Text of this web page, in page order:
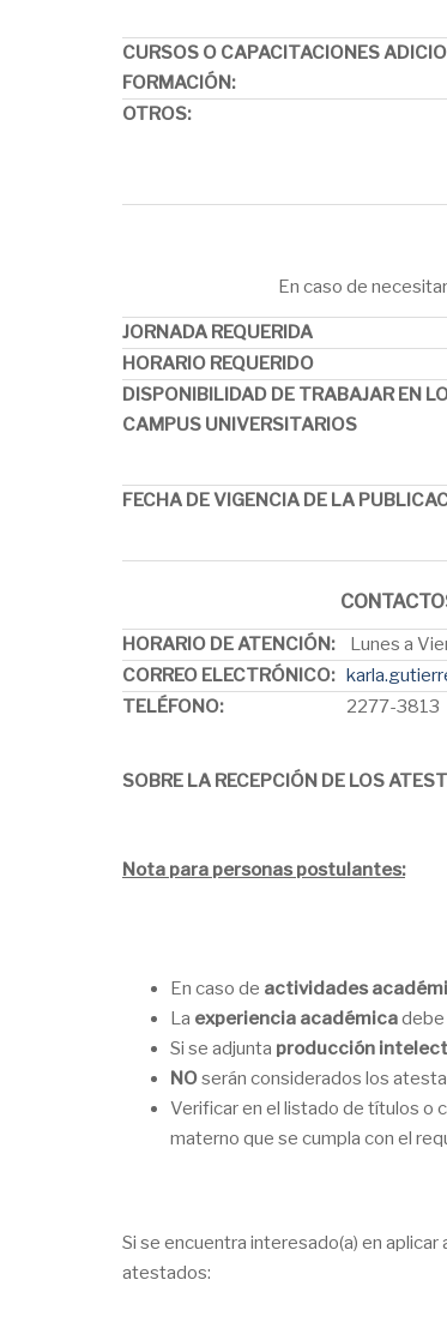
CURSOS O CAPACITACIONES
FORMACIÓN:
OTROS:
En caso de
JORNADA REQUERIDA
HORARIO REQUERIDO
DISPONIBILIDAD DE TRABAJAR EN
CAMPUS UNIVERSITARIOS
FECHA DE VIGENCIA DE LA
HORARIO DE ATENCIÓN:
Lunes a
CORREO ELECTRÓNICO:
TELÉFONO:
2277-3813
SOBRE LA RECEPCIÓN DE LOS
Nota para personas postulantes:
En caso de actividades
La experiencia académicadebe
Si se adjunta producción
NOserán considerados los
Verificar en el listado de títulos o
materno que se cumpla con el
Si se encuentra interesado(a) en
atestados: